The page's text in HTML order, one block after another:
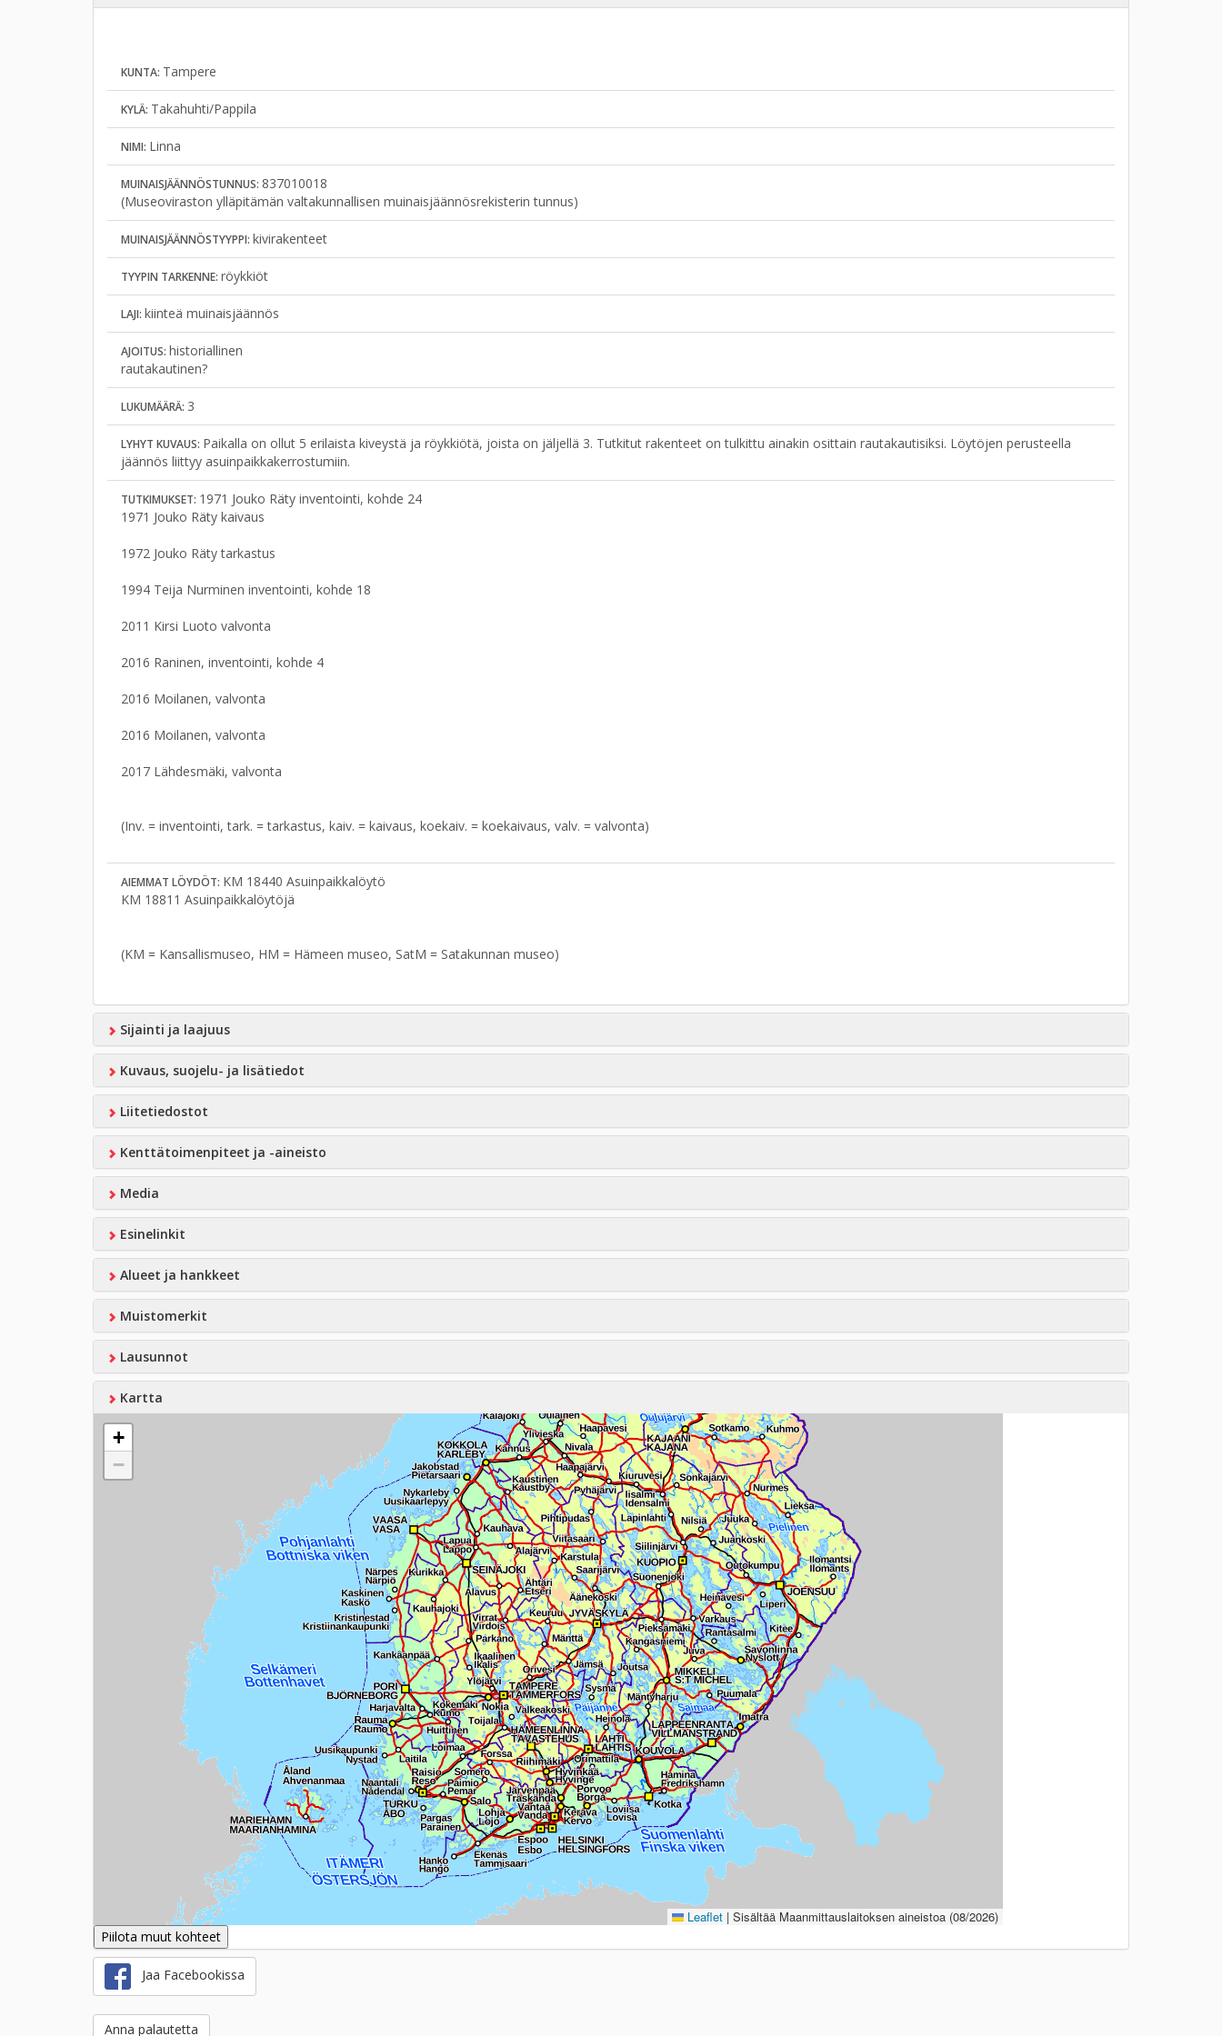
KUNTA: Tampere
KYLÄ: Takahuhti/Pappila
NIMI: Linna
MUINAISJÄÄNNÖSTUNNUS: 837010018
(Museoviraston ylläpitämän valtakunnallisen muinaisjäännösrekisterin tunnus)
MUINAISJÄÄNNÖSTYYPPI: kivirakenteet
TYYPIN TARKENNE: röykkiöt
LAJI: kiinteä muinaisjäännös
AJOITUS: historiallinen
rautakautinen?
LUKUMÄÄRÄ: 3
LYHYT KUVAUS: Paikalla on ollut 5 erilaista kiveystä ja röykkiötä, joista on jäljellä 3. Tutkitut rakenteet on tulkittu ainakin osittain rautakautisiksi. Löytöjen perusteella
jäännös liittyy asuinpaikkakerrostumiin.
TUTKIMUKSET: 1971 Jouko Räty inventointi, kohde 24
1971 Jouko Räty kaivaus
1972 Jouko Räty tarkastus
1994 Teija Nurminen inventointi, kohde 18
2011 Kirsi Luoto valvonta
2016 Raninen, inventointi, kohde 4
2016 Moilanen, valvonta
2016 Moilanen, valvonta
2017 Lähdesmäki, valvonta
(Inv. = inventointi, tark. = tarkastus, kaiv. = kaivaus, koekaiv. = koekaivaus, valv. = valvonta)
AIEMMAT LÖYDÖT: KM 18440 Asuinpaikkalöytö
KM 18811 Asuinpaikkalöytöjä
(KM = Kansallismuseo, HM = Hämeen museo, SatM = Satakunnan museo)
Sijainti ja laajuus
Kuvaus, suojelu- ja lisätiedot
Liitetiedostot
Kenttätoimenpiteet ja -aineisto
Media
Esinelinkit
Alueet ja hankkeet
Muistomerkit
Lausunnot
Kartta
+
−
Leaflet | Sisältää Maanmittauslaitoksen aineistoa (08/2026)
Piilota muut kohteet
Jaa Facebookissa
Anna palautetta